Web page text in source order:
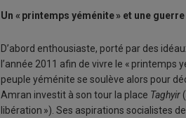
Un « printemps yéménite » et une
D’abord enthousiaste, porté par des
l’année 2011 afin de vivre le «
peuple yéménite se soulève alors pour
Amran investit à son tour la place Taghyir
libération »). Ses aspirations socialistes